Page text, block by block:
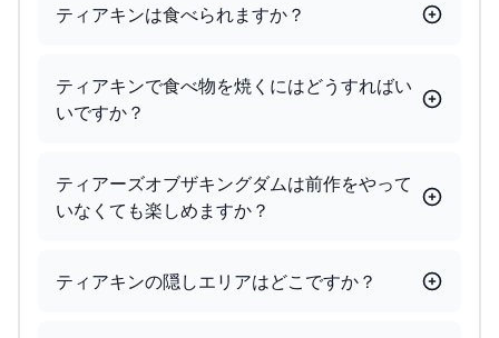
ティアキンは食べられますか？
ティアキンで食べ物を焼くにはどうすればい
いですか？
ティアーズオブザキングダムは前作をやって
いなくても楽しめますか？
ティアキンの隠しエリアはどこですか？